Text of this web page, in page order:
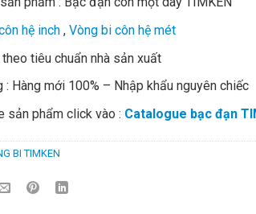
hệ inch, Vòng bi côn hệ mét
theo tiêu chuẩn nhà sản xuất
: Hàng mới 100% – Nhập khẩu nguyên chiếc
sản phẩm click vào : Catalogue bạc đạn
BI TIMKEN